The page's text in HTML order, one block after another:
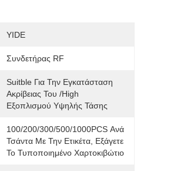
YIDE
Συνδετήρας RF
Suitble Για Την Εγκατάσταση
Ακρίβειας Του /high
Εξοπλισμού Υψηλής Τάσης
100/200/300/500/1000PCS Ανά
Τσάντα Με Την Ετικέτα, Εξάγετε
Το Τυποποιημένο Χαρτοκιβώτιο